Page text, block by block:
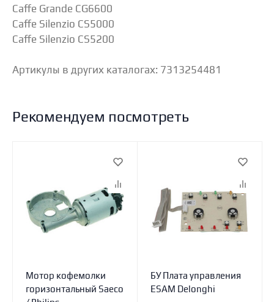
Caffe Grande CG6600
Caffe Silenzio CS5000
Caffe Silenzio CS5200
Артикулы в других каталогах: 7313254481
Рекомендуем посмотреть
Мотор кофемолки
горизонтальный Saeco
БУ Плата управления
ESAM Delonghi